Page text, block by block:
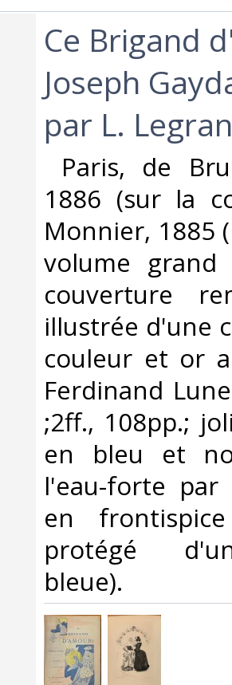
‎Ce Brigand
Joseph
par L.
Paris, de
1886 (sur la
Monnier, 1885
volume grand
couverture
illustrée d'une
couleur et or
Ferdinand
;2ff., 108pp.;
en bleu et
l'eau-forte par
en
protégé
bleue).‎